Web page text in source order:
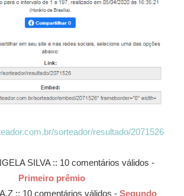
sorteador/resultado/2071526
SILVA :: 10 comentários válidos -
Primeiro prêmio
:: 10 comentários válidos - Segundo